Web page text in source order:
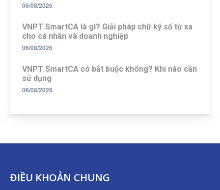
06/08/2026
VNPT SmartCA là gì? Giải pháp chữ ký số từ xa
cho cá nhân và doanh nghiệp
06/08/2026
VNPT SmartCA có bắt buộc không? Khi nào cần
sử dụng
06/08/2026
ĐIỀU KHOẢN CHUNG